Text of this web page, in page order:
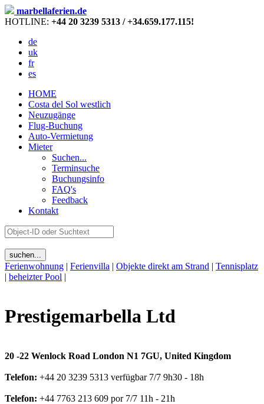
marbellaferien.de
HOTLINE: +44 20 3239 5313 / +34.659.177.115!
de
uk
fr
es
HOME
Costa del Sol westlich
Neuzugänge
Flug-Buchung
Auto-Vermietung
Mieter
Suchen...
Terminsuche
Buchungsinfo
FAQ's
Feedback
Kontakt
Ferienwohnung | Ferienvilla | Objekte direkt am Strand | Tennisplatz
| beheizter Pool |
Prestigemarbella Ltd
20 -22 Wenlock Road London N1 7GU, United Kingdom
Telefon: +44 20 3239 5313 verfügbar 7/7 9h30 - 18h
Telefon: +44 7763 213 609 por 7/7 11h - 21h